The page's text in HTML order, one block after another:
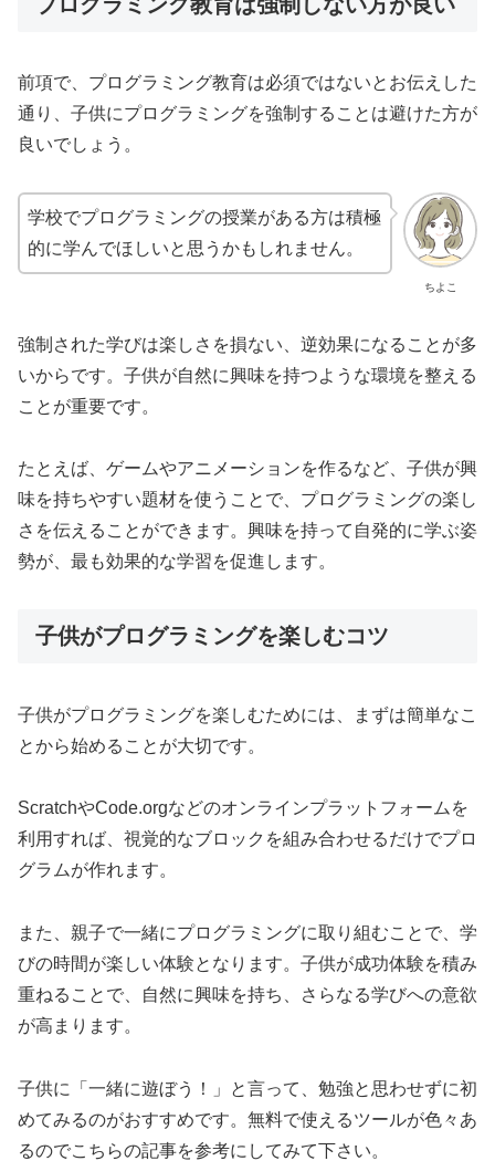
前項で、プログラミング教育は必須ではないとお伝えした
通り、子供にプログラミングを強制することは避けた方が
良いでしょう。
ちよこ
学校でプログラミングの授業がある方は積極
的に学んでほしいと思うかもしれません。
強制された学びは楽しさを損ない、逆効果になることが多
いからです。子供が自然に興味を持つような環境を整える
ことが重要です。
たとえば、ゲームやアニメーションを作るなど、子供が興
味を持ちやすい題材を使うことで、プログラミングの楽し
さを伝えることができます。興味を持って自発的に学ぶ姿
勢が、最も効果的な学習を促進します。
子供がプログラミングを楽しむコツ
子供がプログラミングを楽しむためには、まずは簡単なこ
とから始めることが大切です。
ScratchやCode.orgなどのオンラインプラットフォームを
利用すれば、視覚的なブロックを組み合わせるだけでプロ
グラムが作れます。
また、親子で一緒にプログラミングに取り組むことで、学
びの時間が楽しい体験となります。子供が成功体験を積み
重ねることで、自然に興味を持ち、さらなる学びへの意欲
が高まります。
子供に「一緒に遊ぼう！」と言って、勉強と思わせずに初
めてみるのがおすすめです。無料で使えるツールが色々あ
るのでこちらの記事を参考にしてみて下さい。